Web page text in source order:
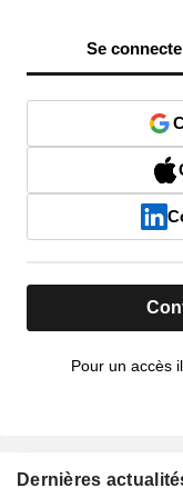
Se
Pour un accès
Dernières